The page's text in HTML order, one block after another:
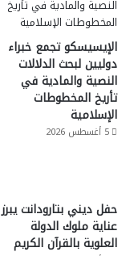
الإيسيسكو تجمع خبراء
دوليين لبحث الدلالات
النصية والمادية في
تأريخ المخطوطات
الإسلامية
5 أغسطس 2026
حفل ديني بتارودانت يبرز
عناية ملوك الدولة
العلوية بالقرآن الكريم